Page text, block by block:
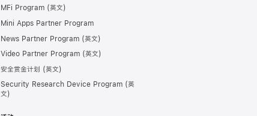
MFi Program
Mini Apps Partner Program
News Partner Program
Video Partner Program
安全赏金计划
Security Research Device Program